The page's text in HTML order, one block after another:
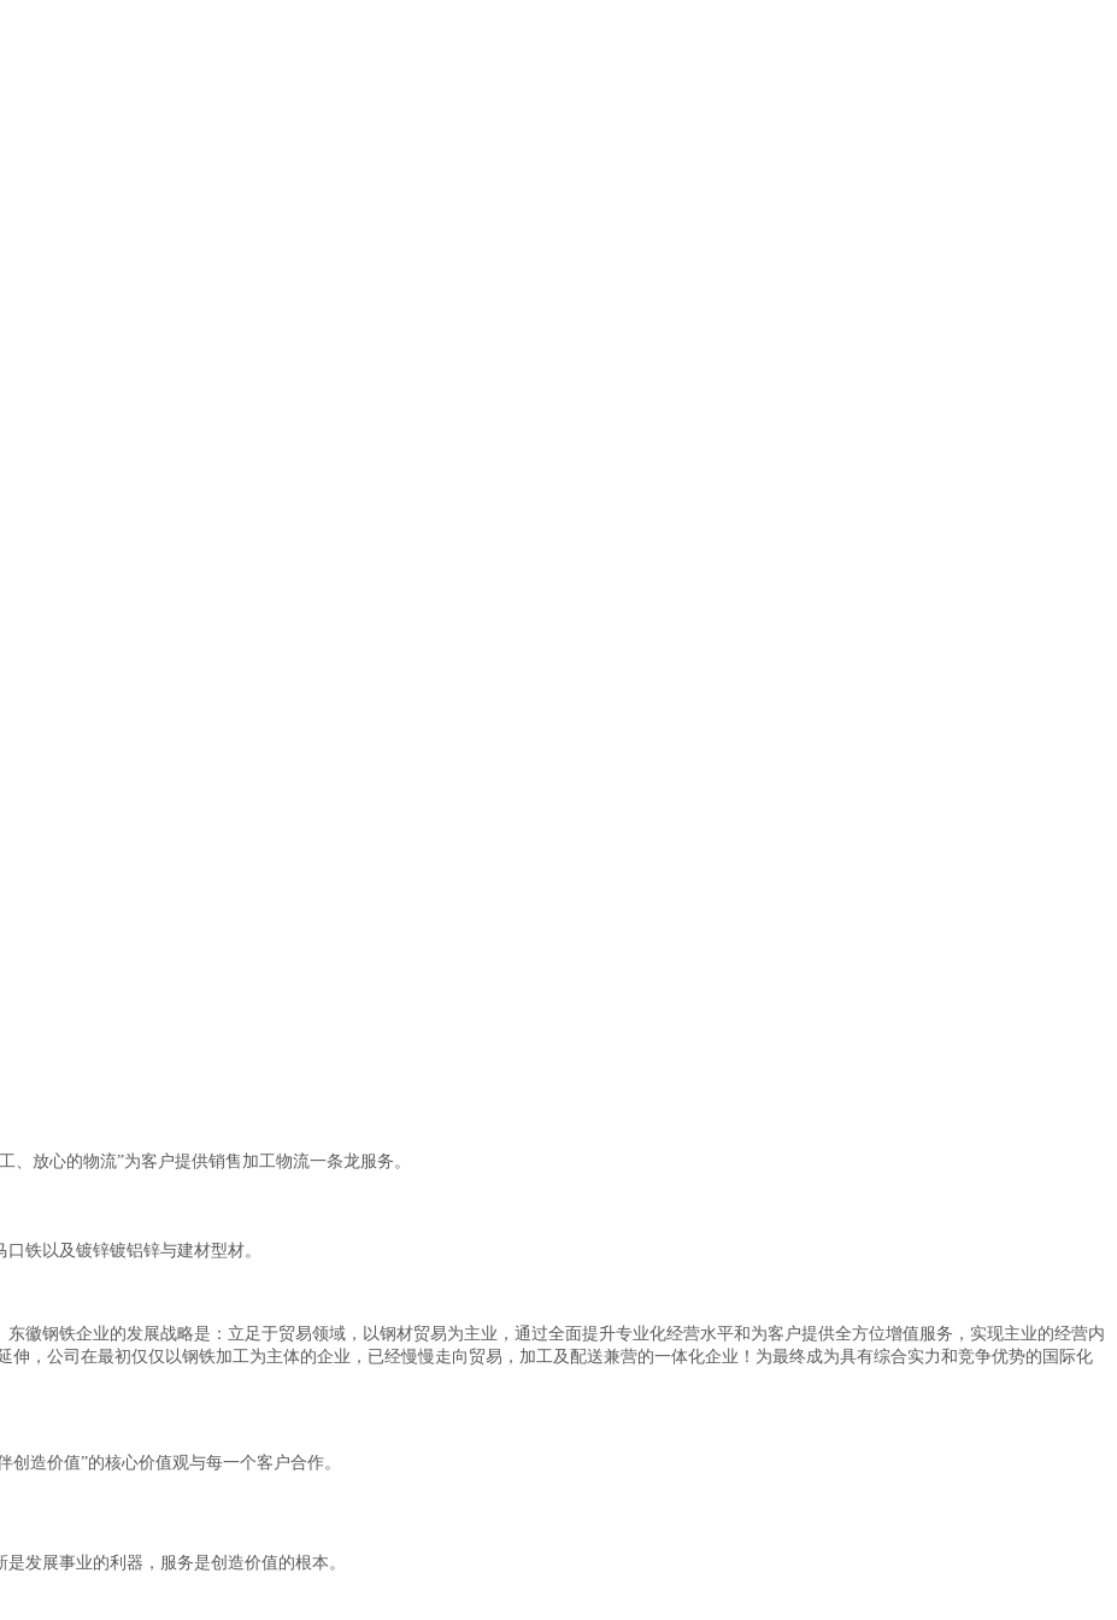
放心的物流”为客户提供销售加工物流一条龙服务。
铁以及镀锌镀铝锌与建材型材。
徽钢铁企业的发展战略是：立足于贸易领域，以钢材贸易为主业，通过全面提升专业化经营水平和为客户提供全方位增值服务，实现主业的经营内
，公司在最初仅仅以钢铁加工为主体的企业，已经慢慢走向贸易，加工及配送兼营的一体化企业！为最终成为具有综合实力和竞争优势的国际化
造价值”的核心价值观与每一个客户合作。
发展事业的利器，服务是创造价值的根本。